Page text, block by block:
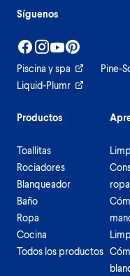
Síguenos
Piscina y spa Pine-
Liquid-Plumr
Productos
Toallitas
Rociadores
Blanqueador
Baño
Ropa
Cocina
Todos los productos
ropa